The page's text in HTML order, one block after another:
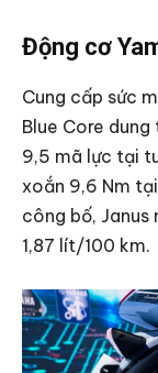
Động cơ
Cung cấp sức
Blue Core
9,5 mã lực tại
xoắn 9,6 Nm
công bố,
1,87 lít/100 km.